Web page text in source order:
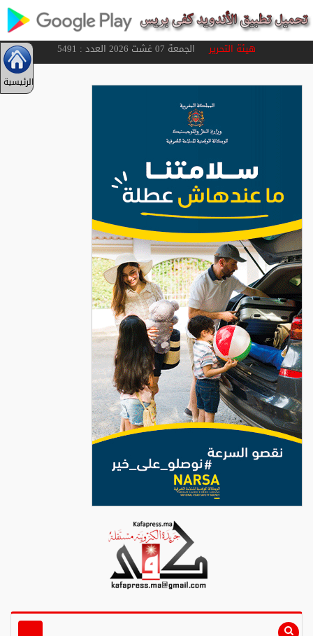
هيئة التحريرالجمعة 07 غشت 2026 العدد : 5491
الرئيسية